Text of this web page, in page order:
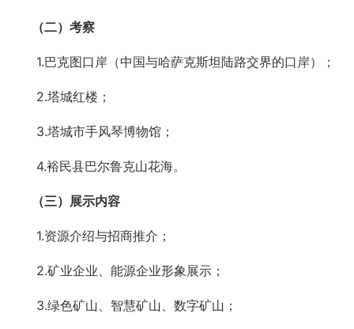
（二）考察
1.巴克图口岸（中国与哈萨克斯坦陆路交界的口岸）；
2.塔城红楼；
3.塔城市手风琴博物馆；
4.裕民县巴尔鲁克山花海。
（三）展示内容
1.资源介绍与招商推介；
2.矿业企业、能源企业形象展示；
3.绿色矿山、智慧矿山、数字矿山；